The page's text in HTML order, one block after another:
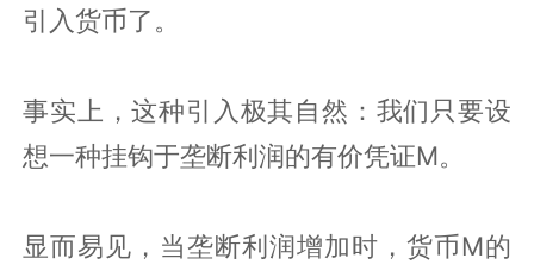
引入货币了。
事实上，这种引入极其自然：我们只要设
想一种挂钩于垄断利润的有价凭证M。
显而易见，当垄断利润增加时，货币M的